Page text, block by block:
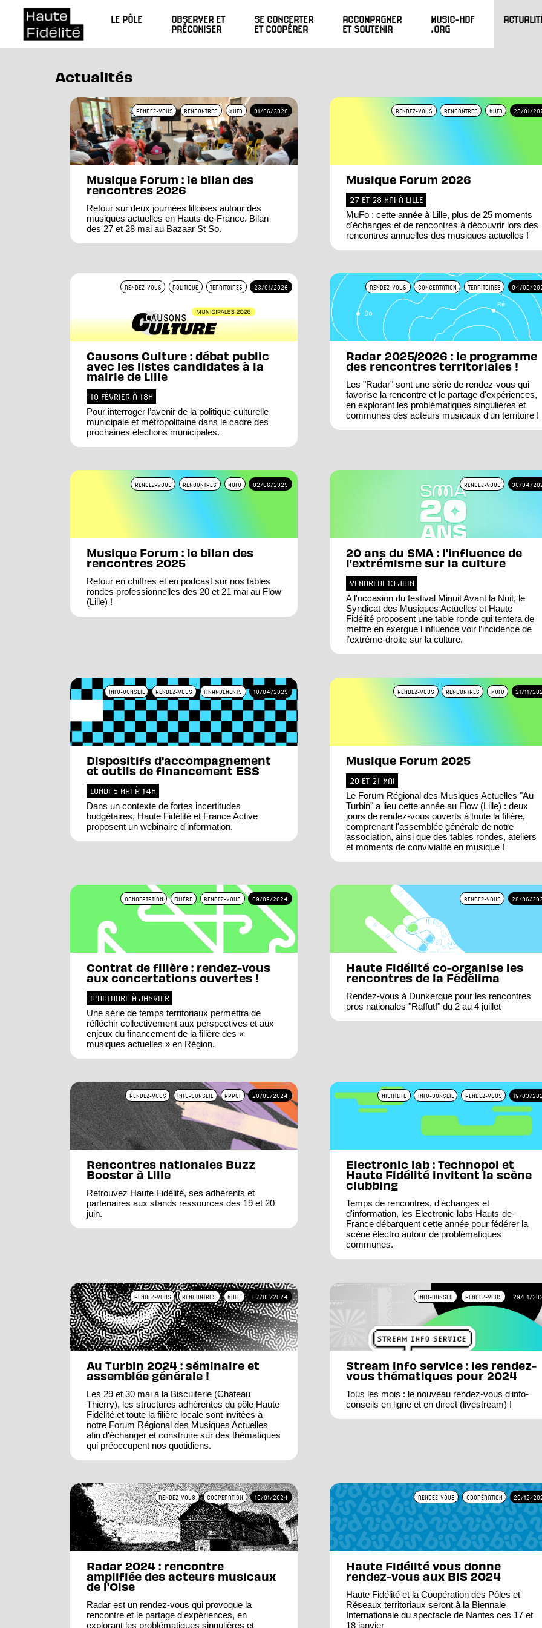
LE PÔLE
OBSERVER ET
PRÉCONISER
SE CONCERTER
ET COOPÉRER
ACCOMPAGNER
ET SOUTENIR
MUSIC-HDF
.ORG
Actualités
RENDEZ-VOUS RENCONTRES MUFO 01/06/2026
Musique Forum : le bilan des
rencontres 2026
Retour sur deux journées lilloises autour des
musiques actuelles en Hauts-de-France. Bilan
des 27 et 28 mai au Bazaar St So.
RENDEZ-VOUS RENCONTRES MUFO 23/01/
Musique Forum 2026
27 ET 28 MAI À LILLE
MuFo : cette année à Lille, plus de 25 moments
d'échanges et de rencontres à découvrir lors des
rencontres annuelles des musiques actuelles !
RENDEZ-VOUS POLITIQUE TERRITOIRES 23/01/2026
Causons Culture : débat public
avec les listes candidates à la
mairie de Lille
10 FÉVRIER À 18H
Pour interroger l’avenir de la politique culturelle
municipale et métropolitaine dans le cadre des
prochaines élections municipales.
RENDEZ-VOUS CONCERTATION TERRITOIRES 04/09/
Radar 2025/2026 : le programme
des rencontres territoriales !
Les "Radar" sont une série de rendez-vous qui
favorise la rencontre et le partage d'expériences,
en explorant les problématiques singulières et
communes des acteurs musicaux d'un territoire !
RENDEZ-VOUS RENCONTRES MUFO 02/06/2025
Musique Forum : le bilan des
rencontres 2025
Retour en chiffres et en podcast sur nos tables
rondes professionnelles des 20 et 21 mai au Flow
(Lille) !
RENDEZ-VOUS 30/04/
20 ans du SMA : l'influence de
l’extrémisme sur la culture
VENDREDI 13 JUIN
A l'occasion du festival Minuit Avant la Nuit, le
Syndicat des Musiques Actuelles et Haute
Fidélité proposent une table ronde qui tentera de
mettre en exergue l'influence voir l’incidence de
l’extrême-droite sur la culture.
INFO-CONSEIL RENDEZ-VOUS FINANCEMENTS 18/04/2025
Dispositifs d'accompagnement
et outils de financement ESS
LUNDI 5 MAI À 14H
Dans un contexte de fortes incertitudes
budgétaires, Haute Fidélité et France Active
proposent un webinaire d'information.
RENDEZ-VOUS RENCONTRES MUFO 21/11/
Musique Forum 2025
20 ET 21 MAI
Le Forum Régional des Musiques Actuelles "Au
Turbin" a lieu cette année au Flow (Lille) : deux
jours de rendez-vous ouverts à toute la filière,
comprenant l'assemblée générale de notre
association, ainsi que des tables rondes, ateliers
et moments de convivialité en musique !
CONCERTATION FILIÈRE RENDEZ-VOUS 09/09/2024
Contrat de filière : rendez-vous
aux concertations ouvertes !
D'OCTOBRE À JANVIER
Une série de temps territoriaux permettra de
réfléchir collectivement aux perspectives et aux
enjeux du financement de la filière des «
musiques actuelles » en Région.
RENDEZ-VOUS 20/06/
Haute Fidélité co-organise les
rencontres de la Fédélima
Rendez-vous à Dunkerque pour les rencontres
pros nationales "Raffut!" du 2 au 4 juillet
RENDEZ-VOUS INFO-CONSEIL APPUI 20/05/2024
Rencontres nationales Buzz
Booster à Lille
Retrouvez Haute Fidélité, ses adhérents et
partenaires aux stands ressources des 19 et 20
juin.
NIGHTLIFE INFO-CONSEIL RENDEZ-VOUS 19/03/
Electronic lab : Technopol et
Haute Fidélité invitent la scène
clubbing
Temps de rencontres, d'échanges et
d'information, les Electronic labs Hauts-de-
France débarquent cette année pour fédérer la
scène électro autour de problématiques
communes.
RENDEZ-VOUS RENCONTRES MUFO 07/03/2024
Au Turbin 2024 : séminaire et
assemblée générale !
Les 29 et 30 mai à la Biscuiterie (Château
Thierry), les structures adhérentes du pôle Haute
Fidélité et toute la filière locale sont invitées à
notre Forum Régional des Musiques Actuelles
afin d'échanger et construire sur des thématiques
qui préoccupent nos quotidiens.
INFO-CONSEIL RENDEZ-VOUS 29/01/
Stream info service : les rendez-
vous thématiques pour 2024
Tous les mois : le nouveau rendez-vous d'info-
conseils en ligne et en direct (livestream) !
RENDEZ-VOUS COOPERATION 19/01/2024
Radar 2024 : rencontre
amplifiée des acteurs musicaux
de l'Oise
Radar est un rendez-vous qui provoque la
rencontre et le partage d'expériences, en
explorant les problématiques singulières et
RENDEZ-VOUS COOPÉRATION 20/12/
Haute Fidélité vous donne
rendez-vous aux BIS 2024
Haute Fidélité et la Coopération des Pôles et
Réseaux territoriaux seront à la Biennale
Internationale du spectacle de Nantes ces 17 et
18 janvier